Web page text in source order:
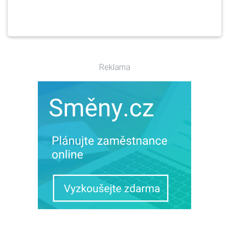
Reklama